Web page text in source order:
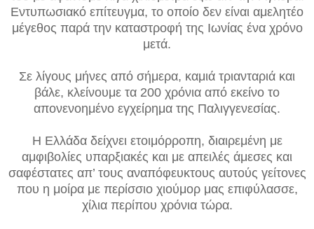
Εντυπωσιακό επίτευγμα, το οποίο δεν είναι αμελητέο
μέγεθος παρά την καταστροφή της Ιωνίας ένα χρόνο
μετά.
Σε λίγους μήνες από σήμερα, καμιά τριανταριά και
βάλε, κλείνουμε τα 200 χρόνια από εκείνο το
απονενοημένο εγχείρημα της Παλιγγενεσίας.
Η Ελλάδα δείχνει ετοιμόρροπη, διαιρεμένη με
αμφιβολίες υπαρξιακές και με απειλές άμεσες και
σαφέστατες απ’ τους αναπόφευκτους αυτούς γείτονες
που η μοίρα με περίσσιο χιούμορ μας επιφύλασσε,
χίλια περίπου χρόνια τώρα.